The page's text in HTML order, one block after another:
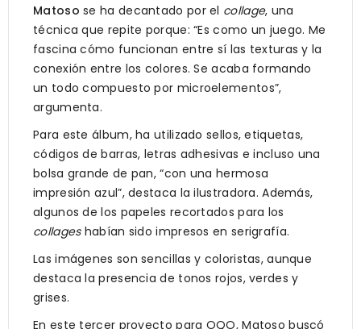
Matoso se ha decantado por el collage, una
técnica que repite porque: “Es como un juego. Me
fascina cómo funcionan entre sí las texturas y la
conexión entre los colores. Se acaba formando
un todo compuesto por microelementos”,
argumenta.
Para este álbum, ha utilizado sellos, etiquetas,
códigos de barras, letras adhesivas e incluso una
bolsa grande de pan, “con una hermosa
impresión azul”, destaca la ilustradora. Además,
algunos de los papeles recortados para los
collageshabían sido impresos en serigrafía.
Las imágenes son sencillas y coloristas, aunque
destaca la presencia de tonos rojos, verdes y
grises.
En este tercer proyecto para OQO, Matoso buscó